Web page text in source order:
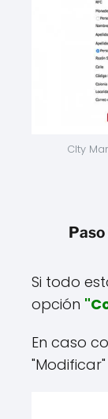
CIty
Paso
Si todo
opción
En caso